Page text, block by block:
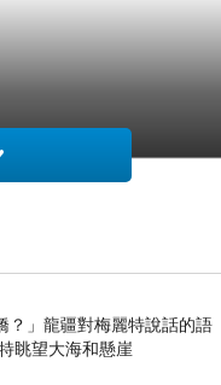
？」龍疆對梅麗特說話的語
眺望大海和懸崖